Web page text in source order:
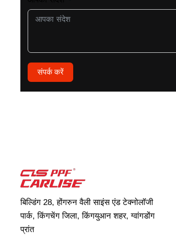
संपर्क करें
बिल्डिंग 28, होंगरुन वैली साइंस एंड टेक्नोलॉजी
पार्क, किंगचेंग जिला, किंगयुआन शहर, ग्वांगडोंग
प्रांत